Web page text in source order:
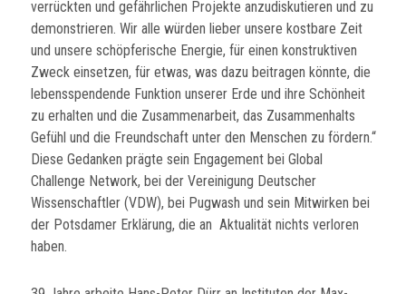
verrückten und gefährlichen Projekte anzudiskutieren und zu
demonstrieren. Wir alle würden lieber unsere kostbare Zeit
und unsere schöpferische Energie, für einen konstruktiven
Zweck einsetzen, für etwas, was dazu beitragen könnte, die
lebensspendende Funktion unserer Erde und ihre Schönheit
zu erhalten und die Zusammenarbeit, das Zusammenhalts
Gefühl und die Freundschaft unter den Menschen zu fördern.“
Diese Gedanken prägte sein Engagement bei Global
Challenge Network, bei der Vereinigung Deutscher
Wissenschaftler (VDW), bei Pugwash und sein Mitwirken bei
der Potsdamer Erklärung, die an Aktualität nichts verloren
haben.